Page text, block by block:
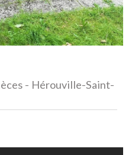
- Hérouville-Saint-